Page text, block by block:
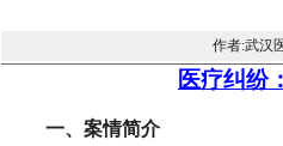
作者:武汉
医疗纠纷
一、案情简介